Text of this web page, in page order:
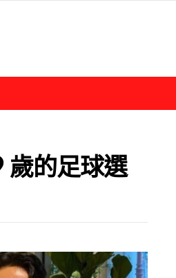
的足球選